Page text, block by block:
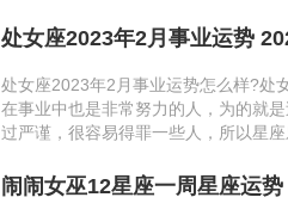
处女座2023年2月事业运势
处女座2023年2月事业运势怎么样?处
在事业中也是非常努力的人，为的就
过严谨，很容易得罪一些人，所以星
闹闹女巫12星座一周星座运